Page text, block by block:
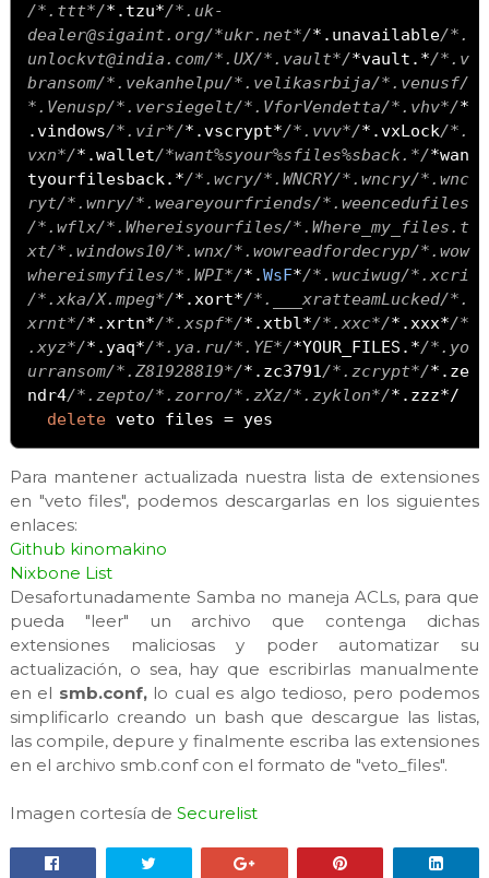
/*.ttt*/*. tzu*/*.uk-
dealer@sigaint.org/*ukr.net*/*. unavailable/*.
unlockvt@india.com/*.UX/*.vault*/*vault .*/*.v
bransom/*.vekanhelpu/*.velikasrbija/*.venusf/
*.Venusp/*.versiegelt/*.VforVendetta/*.vhv*/*
.vindows/*.vir*/*.vscrypt*/*.vvv*/*.vxLock/*.
vxn*/*.wallet/*want%syour%sfiles%sback.*/*wan
tyourfilesback.*/*.wcry/*.WNCRY/*.wncry/*.wnc
ryt/*.wnry/*.weareyourfriends/*.weencedufiles
/*.wflx/*.Whereisyourfiles/*.Where_my_files.t
xt/*.windows10/*.wnx/*.wowreadfordecryp/*.wow
whereismyfiles/*.WPI*/*.WsF*/*.wuciwug/*.xcri
/*.xka/X.mpeg*/*.xort*/*.___xratteamLucked/*.
xrnt*/*.xrtn*/*.xspf*/*.xtbl*/*.xxc*/*.xxx*/*
.xyz*/*. yaq*/*.ya.ru/*.YE*/*YOUR_FILES .*/*.yo
urransom/*.Z81928819*/*. zc3791/*.zcrypt*/*. ze
ndr4/*.zepto/*.zorro/*.zXz/*.zyklon*/*. zzz*/
delete veto files = yes
Para mantener actualizada nuestra lista de extensiones
en "veto files", podemos descargarlas en los siguientes
enlaces:
Github kinomakino
Nixbone List
Desafortunadamente Samba no maneja ACLs, para que
pueda "leer" un archivo que contenga dichas
extensiones maliciosas y poder automatizar su
actualización, o sea, hay que escribirlas manualmente
en el smb.conf, lo cual es algo tedioso, pero podemos
simplificarlo creando un bash que descargue las listas,
las compile, depure y finalmente escriba las extensiones
en el archivo smb.conf con el formato de "veto_files".
Imagen cortesía de Securelist